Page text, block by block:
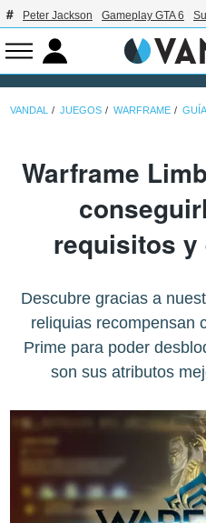
Peter Jackson Gameplay GTA 6
VANDAL JUEGOS WARFRAME
Warframe
requisitos
Descubre gracias a
reliquias recompensan
Prime para poder
son sus atributos